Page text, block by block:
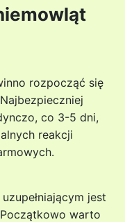
rozpocząć się
co 3-5 dni,
reakcji
jest
warto